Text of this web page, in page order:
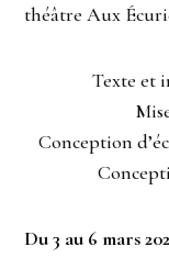
théâtre Aux
Texte et
Conception
Du 3 au 6 mars